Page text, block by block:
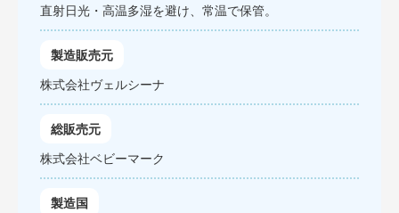
直射日光・高温多湿を避け、常温で保管。
製造販売元
株式会社ヴェルシーナ
総販売元
株式会社ベビーマーク
製造国